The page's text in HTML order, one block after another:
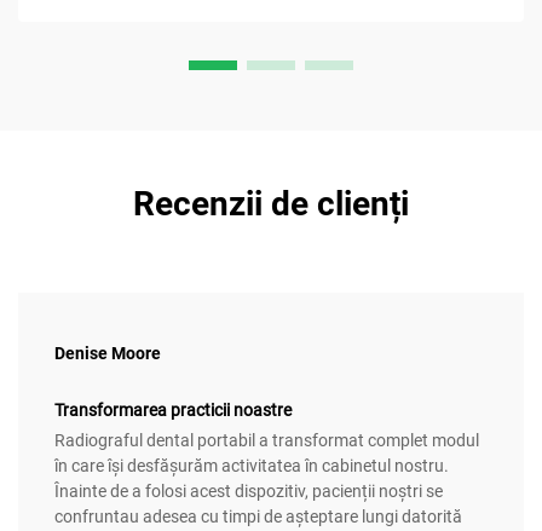
Recenzii de clienți
Denise Moore
Transformarea practicii noastre
Radiograful dental portabil a transformat complet modul
în care își desfășurăm activitatea în cabinetul nostru.
Înainte de a folosi acest dispozitiv, pacienții noștri se
confruntau adesea cu timpi de așteptare lungi datorită